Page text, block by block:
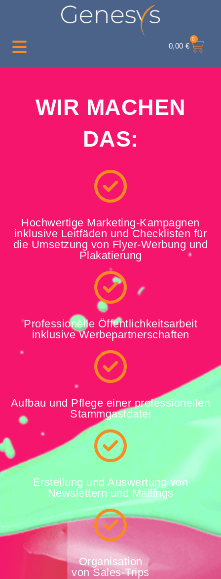
0,00 €
0
WIR MACHEN
DAS:
Hochwertige Marketing-Kampagnen
inklusive Leitfäden und Checklisten für
die Umsetzung von Flyer-Werbung und
Plakatierung
Professionelle Öffentlichkeitsarbeit
inklusive Werbepartnerschaften
Aufbau und Pflege einer professionellen
Stammgastdatei
Erstellung und Auswertung von
Newslettern und Mailings
Organisation
von Sales-Trips